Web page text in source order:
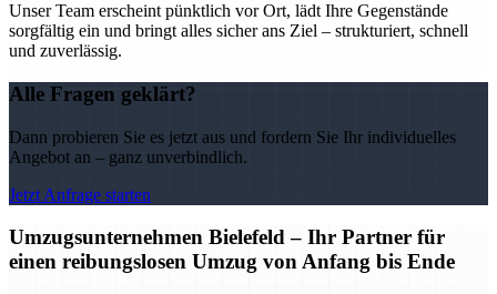
Unser Team erscheint pünktlich vor Ort, lädt Ihre Gegenstände
sorgfältig ein und bringt alles sicher ans Ziel – strukturiert, schnell
und zuverlässig.
Alle Fragen geklärt?
Dann probieren Sie es jetzt aus und fordern Sie Ihr individuelles
Angebot an – ganz unverbindlich.
Jetzt Anfrage starten
Umzugsunternehmen Bielefeld – Ihr Partner für
einen reibungslosen Umzug von Anfang bis Ende